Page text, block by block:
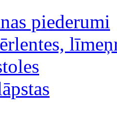
piederumi